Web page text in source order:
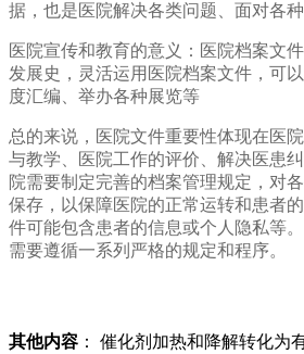
据，也是医院解决各类问题、面对各种
医院宣传和教育的意义：医院档案文
发展史，灵活运用医院档案文件，可
度汇编、举办各种展览等
总的来说，医院文件重要性体现在医
与教学、医院工作的评价、解决医患
院需要制定完善的档案管理规定，对
保存，以保障医院的正常运转和患者
件可能包含患者的信息或个人隐私等
需要遵循一系列严格的规定和程序。
其他内容 ： 催化剂加热和降解转化为